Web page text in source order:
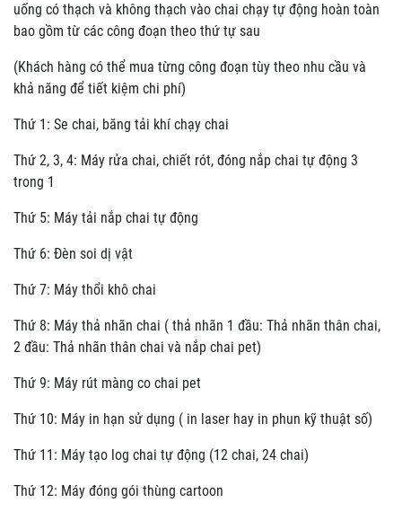
uống có thạch và không thạch vào chai chạy tự động hoàn toàn
bao gồm từ các công đoạn theo thứ tự sau
(Khách hàng có thể mua từng công đoạn tùy theo nhu cầu và
khả năng để tiết kiệm chi phí)
Thứ 1: Se chai, băng tải khí chạy chai
Thứ 2, 3, 4: Máy rửa chai, chiết rót, đóng nắp chai tự động 3
trong 1
Thứ 5: Máy tải nắp chai tự động
Thứ 6: Đèn soi dị vật
Thứ 7: Máy thổi khô chai
Thứ 8: Máy thả nhãn chai ( thả nhãn 1 đầu: Thả nhãn thân chai,
2 đầu: Thả nhãn thân chai và nắp chai pet)
Thứ 9: Máy rút màng co chai pet
Thứ 10: Máy in hạn sử dụng ( in laser hay in phun kỹ thuật số)
Thứ 11: Máy tạo log chai tự động (12 chai, 24 chai)
Thứ 12: Máy đóng gói thùng cartoon